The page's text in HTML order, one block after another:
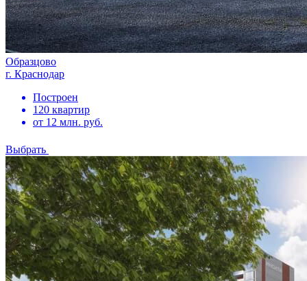
Образцово
г. Краснодар
Построен
120 квартир
от 12 млн. руб.
Выбрать